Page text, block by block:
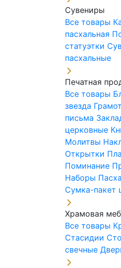
Сувениры
Все товары
пасхальная
статуэтки
пасхальные
Печатная
Все товары
звезда
письма
церковные
Молитвы
Открытки
Поминание
Наборы
Сумка-пакет
Храмовая
Все товары
Стасидии
свечные